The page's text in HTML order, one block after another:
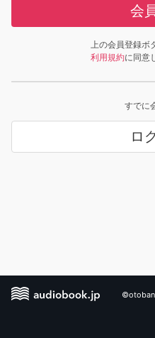
会
上の会員登録ボ
利用規約に同意
すでに
ロ